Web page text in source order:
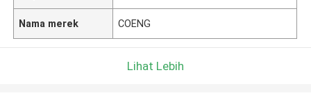
Nama merek COENG
Lihat Lebih